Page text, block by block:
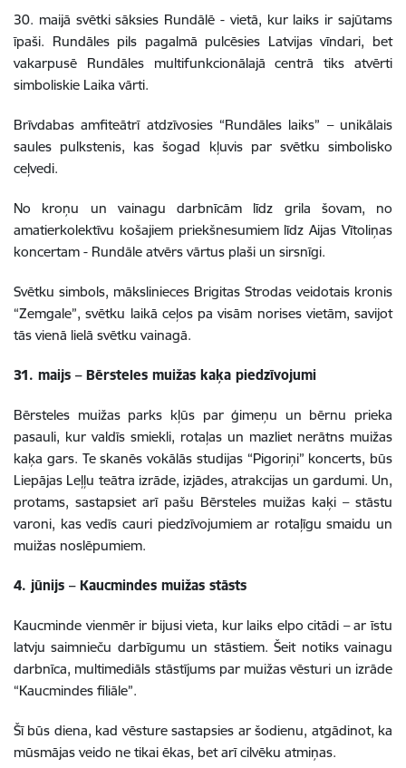
30. maijā svētki sāksies Rundālē - vietā, kur laiks ir sajūtams
īpaši. Rundāles pils pagalmā pulcēsies Latvijas vīndari, bet
vakarpusē Rundāles multifunkcionālajā centrā tiks atvērti
simboliskie Laika vārti.
Brīvdabas amfiteātrī atdzīvosies “Rundāles laiks” – unikālais
saules pulkstenis, kas šogad kļuvis par svētku simbolisko
ceļvedi.
No kroņu un vainagu darbnīcām līdz grila šovam, no
amatierkolektīvu košajiem priekšnesumiem līdz Aijas Vītoliņas
koncertam - Rundāle atvērs vārtus plaši un sirsnīgi.
Svētku simbols, mākslinieces Brigitas Strodas veidotais kronis
“Zemgale”, svētku laikā ceļos pa visām norises vietām, savijot
tās vienā lielā svētku vainagā.
31. maijs – Bērsteles muižas kaķa piedzīvojumi
Bērsteles muižas parks kļūs par ģimeņu un bērnu prieka
pasauli, kur valdīs smiekli, rotaļas un mazliet nerātns muižas
kaķa gars. Te skanēs vokālās studijas “Pigoriņi” koncerts, būs
Liepājas Leļļu teātra izrāde, izjādes, atrakcijas un gardumi. Un,
protams, sastapsiet arī pašu Bērsteles muižas kaķi – stāstu
varoni, kas vedīs cauri piedzīvojumiem ar rotaļīgu smaidu un
muižas noslēpumiem.
4. jūnijs – Kaucmindes muižas stāsts
Kaucminde vienmēr ir bijusi vieta, kur laiks elpo citādi – ar īstu
latvju saimnieču darbīgumu un stāstiem. Šeit notiks vainagu
darbnīca, multimediāls stāstījums par muižas vēsturi un izrāde
“Kaucmindes filiāle”.
Šī būs diena, kad vēsture sastapsies ar šodienu, atgādinot, ka
mūsmājas veido ne tikai ēkas, bet arī cilvēku atmiņas.